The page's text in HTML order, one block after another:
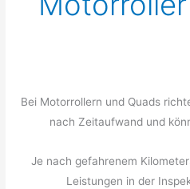
Bei Motorrollern und Quads
nach Zeitaufwand und
Je nach gefahrenem
Leistungen in der